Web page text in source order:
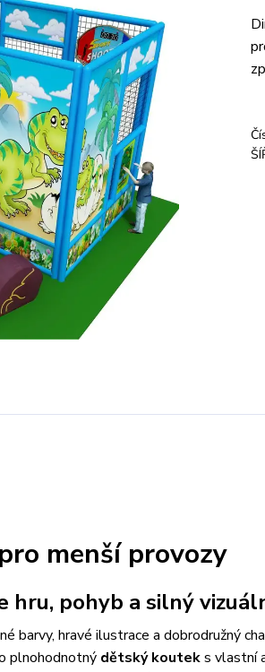
menší provozy
hru, pohyb a silný
barvy, hravé ilustrace a dobrodružný
plnohodnotný dětský kouteks vlastní